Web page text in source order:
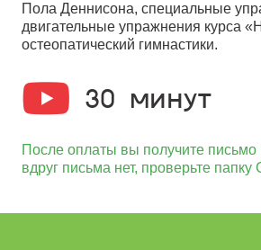
Пола Деннисона, специальные
двигательные упражнения курса
остеопатический гимнастики.
30 минут
После оплаты вы получите письмо
вдруг письма нет, проверьте